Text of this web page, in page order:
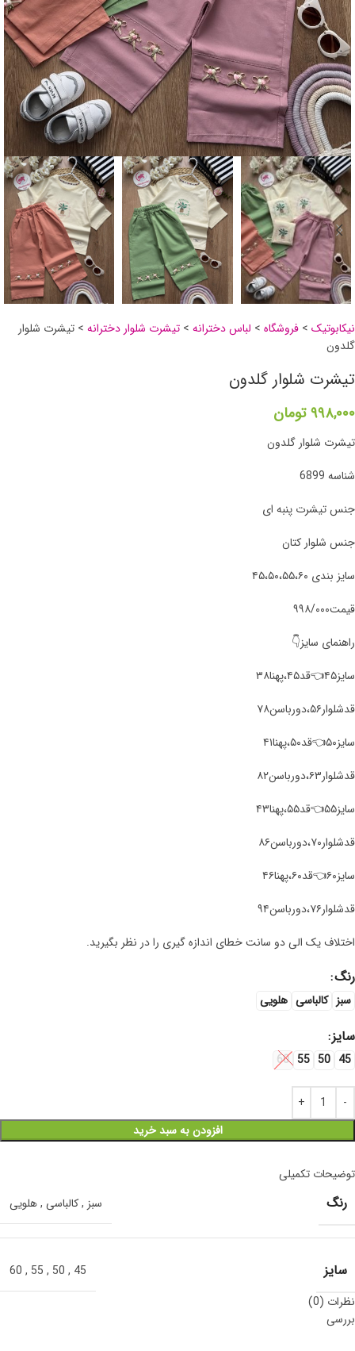
نیکابوتیک > فروشگاه > لباس دخترانه > تیشرت شلوار دخترانه > تیشرت شلوار
گلدون
تیشرت شلوار گلدون
۹۹۸,۰۰۰ تومان
تیشرت شلوار گلدون
شناسه 6899
جنس تیشرت پنبه ای
جنس شلوار کتان
سایز بندی ۴۵،۵۰،۵۵،۶۰
قیمت۹۹۸/۰۰۰
راهنمای سایز👇
سایز۴۵👈قد۴۵،پهنا۳۸
قد‌شلوار۵۶،دورباسن۷۸
سایز۵۰👈قد۵۰،پهنا۴۱
قد‌شلوار۶۳،دورباسن۸۲
سایز۵۵👈قد۵۵،پهنا۴۳
قد‌شلوار۷۰،دورباسن۸۶
سایز۶۰👈قد۶۰،پهنا۴۶
قد‌شلوار۷۶،دورباسن۹۴
اختلاف یک الی دو سانت خطای اندازه گیری را در نظر بگیرید.
رنگ
سبز کالباسی هلویی
سایز
45
50
55
60
افزودن به سبد خرید
توضیحات تکمیلی
رنگ سبز ,کالباسی ,هلویی
سایز 45
,
50
,
55
,
60
نظرات (0)
بررسی